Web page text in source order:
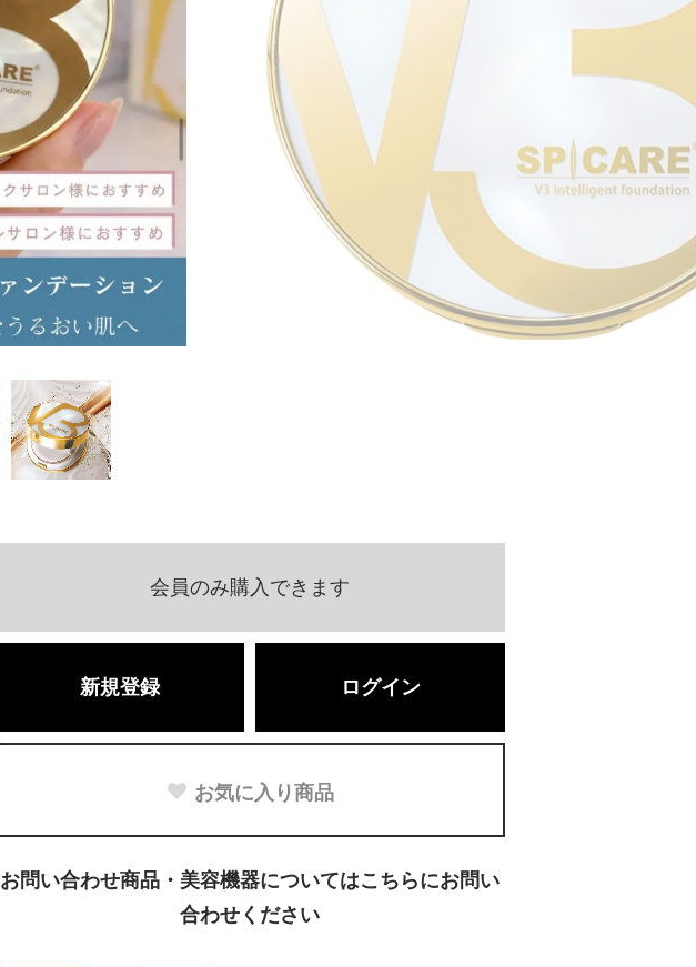
会員のみ購入できます
新規登録 ログイン
お気に入り商品
お問い合わせ商品・美容機器についてはこちらにお問い
合わせください